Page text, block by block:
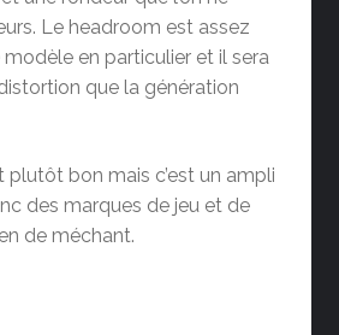
Le headroom est assez
en particulier et il sera
que la génération
plutôt bon mais c’est un ampli
des marques de jeu et de
de méchant.